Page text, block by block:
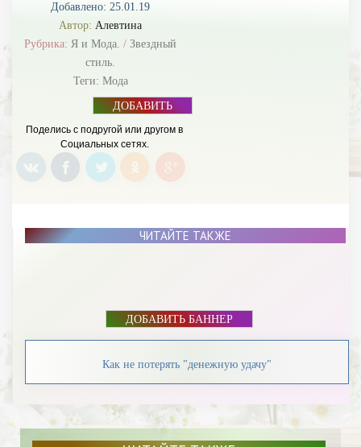
Добавлено: 25.01.19
Автор: Алевтина
Рубрика: Я и Мода. / Звездный
стиль.
Теги: Мода
ДОБАВИТЬ
Поделись с подругой или другом в
Социальных сетях.
ЧИТАЙТЕ ТАКЖЕ
ДОБАВИТЬ БАННЕР
Как не потерять "денежную удачу"